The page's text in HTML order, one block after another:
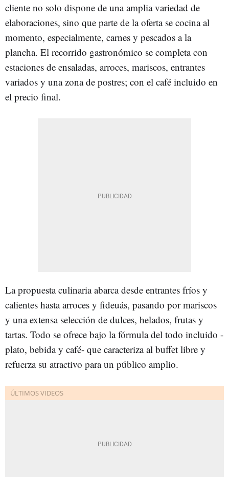
cliente no solo dispone de una amplia variedad de
elaboraciones, sino que parte de la oferta se cocina al
momento, especialmente, carnes y pescados a la
plancha. El recorrido gastronómico se completa con
estaciones de ensaladas, arroces, mariscos, entrantes
variados y una zona de postres; con el café incluido en
el precio final.
La propuesta culinaria abarca desde entrantes fríos y
calientes hasta arroces y fideuás, pasando por mariscos
y una extensa selección de dulces, helados, frutas y
tartas. Todo se ofrece bajo la fórmula del todo incluido -
plato, bebida y café- que caracteriza al buffet libre y
refuerza su atractivo para un público amplio.